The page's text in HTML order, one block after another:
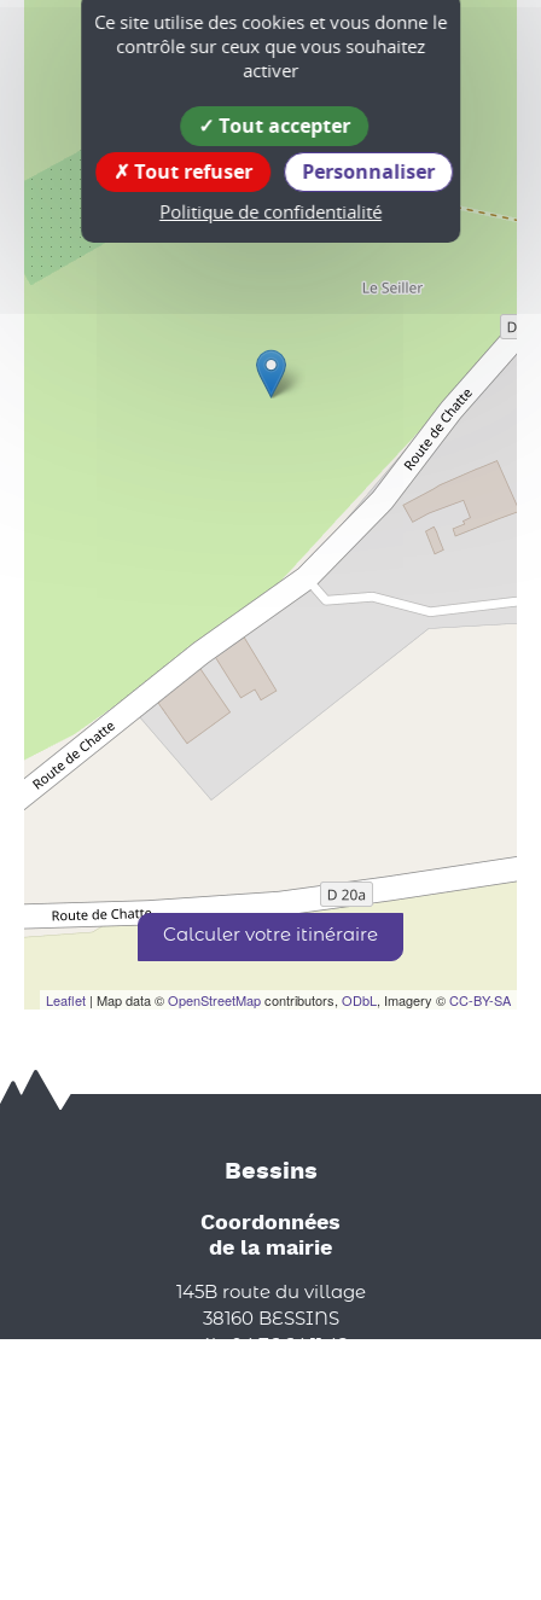
Leaflet | Map data ©OpenStreetMapcontributors, ODbL , Imagery ©CC-BY-SA
Calculer votre itinéraire
Bessins
Coordonnées
de la mairie
145B route du village
38160 BESSINS
Ce site utilise des cookies et vous donne le
contrôle sur ceux que vous souhaitez
activer
Tout accepter
Tout refuser
Personnaliser
Politique de confidentialité